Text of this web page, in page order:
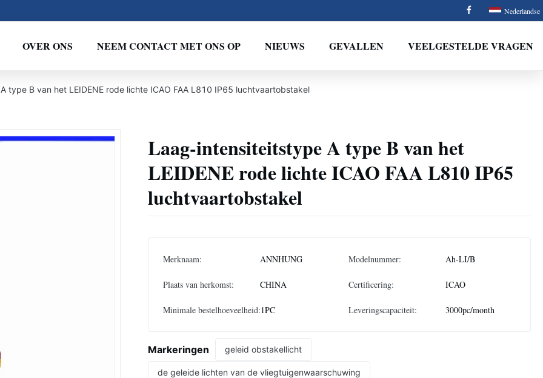
Nederlandse
OVER ONS NEEM CONTACT MET ONS OP NIEUWS GEVALLEN VEELGESTELDE VRAGEN
type B van het LEIDENE rode lichte ICAO FAA L810 IP65 luchtvaartobstakel
Laag-intensiteitstype A type B van het
LEIDENE rode lichte ICAO FAA L810 IP65
luchtvaartobstakel
Merknaam: ANNHUNG Modelnummer: Ah-LI/B
Plaats van herkomst: CHINA Certificering: ICAO
Minimale bestelhoeveelheid:1PC Leveringscapaciteit: 3000pc/month
Markeringen geleid obstakellicht
de geleide lichten van de vliegtuigenwaarschuwing